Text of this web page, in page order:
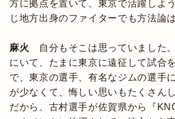
方に拠点を置いて、東京で活躍しよ
じ地方出身のファイターでも方法論
麻火 自分もそこは思っていました
にいて、たまに東京に遠征して試合
で、東京の選手、有名なジムの選手
が少なくて、悔しい思いもたくさん
だから、古村選手が佐賀県から『